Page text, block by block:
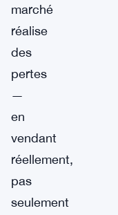
marché
réalise
des
pertes
—
en
vendant
réellement,
pas
seulement